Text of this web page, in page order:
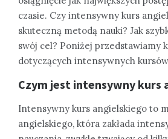
czasie. Czy intensywny kurs
skuteczną metodą nauki? Jak
swój cel? Poniżej przedstawiamy
dotyczących intensywnych
Czym jest intensywny kurs
Intensywny kurs angielskiego to
angielskiego, która zakłada